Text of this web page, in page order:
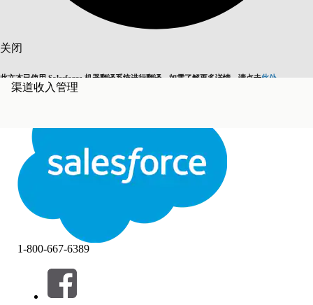
关闭
此文本已使用 Salesforce 机器翻译系统进行翻译。如需了解更多详情，请点击此处
切换为英语 而非现在
关闭关闭
渠道收入管理
筛选器 (0)
1-800-667-6389